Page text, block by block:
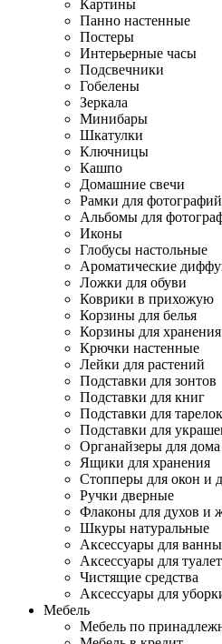
Картины
Панно настенные
Постеры
Интерьерные часы
Подсвечники
Гобелены
Зеркала
Минибары
Шкатулки
Ключницы
Кашпо
Домашние свечи
Рамки для фотографий
Альбомы для
Иконы
Глобусы настольные
Ароматические
Ложки для обуви
Коврики в прихожую
Корзины для белья
Корзины для хранения
Крючки настенные
Лейки для растений
Подставки для зонтов
Подставки для книг
Подставки для тарелок
Подставки для
Органайзеры для дома
Ящики для хранения
Стопперы для окон и
Ручки дверные
Флаконы для духов и
Шкуры натуральные
Аксессуары для
Аксессуары для
Чистящие средства
Аксессуары для
Мебель
Мебель по